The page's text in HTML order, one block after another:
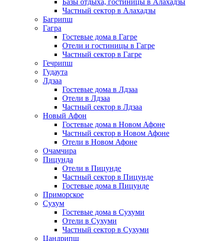
Базы отдыха, гостиницы в Алахадзы
Частный сектор в Алахадзы
Багрипш
Гагра
Гостевые дома в Гагре
Отели и гостиницы в Гагре
Частный сектор в Гагре
Гечрипш
Гудаута
Лдзаа
Гостевые дома в Лдзаа
Отели в Лдзаа
Частный сектор в Лдзаа
Новый Афон
Гостевые дома в Новом Афоне
Частный сектор в Новом Афоне
Отели в Новом Афоне
Очамчира
Пицунда
Отели в Пицунде
Частный сектор в Пицунде
Гостевые дома в Пицунде
Приморское
Сухум
Гостевые дома в Сухуми
Отели в Сухуми
Частный сектор в Сухуми
Цандрипш